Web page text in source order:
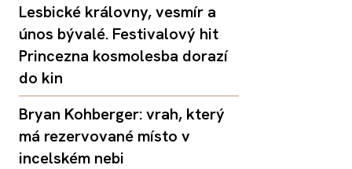
Lesbické královny, vesmír a
únos bývalé. Festivalový hit
Princezna kosmolesba dorazí
do kin
Bryan Kohberger: vrah, který
má rezervované místo v
incelském nebi